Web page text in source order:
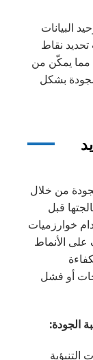
البيانات
نقاط
مما يمكّن من
بشكل
من خلال
قبل
خوارزميات
الأنماط
أو فشل
الجودة: